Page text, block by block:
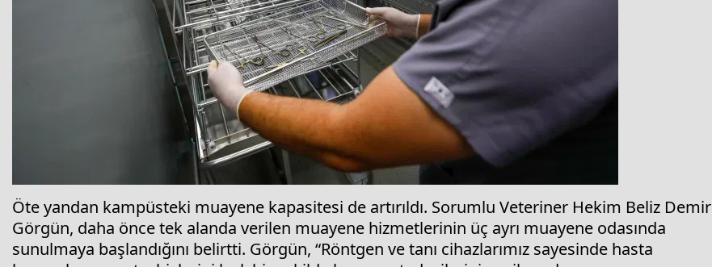
Öte yandan kampüsteki muayene kapasitesi de artırıldı. Sorumlu Veteriner Hekim Beliz Demir
Görgün, daha önce tek alanda verilen muayene hizmetlerinin üç ayrı muayene odasında
sunulmaya başlandığını belirtti. Görgün, “Röntgen ve tanı cihazlarımız sayesinde hasta